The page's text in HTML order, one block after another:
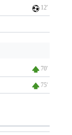
12'
70'
75'